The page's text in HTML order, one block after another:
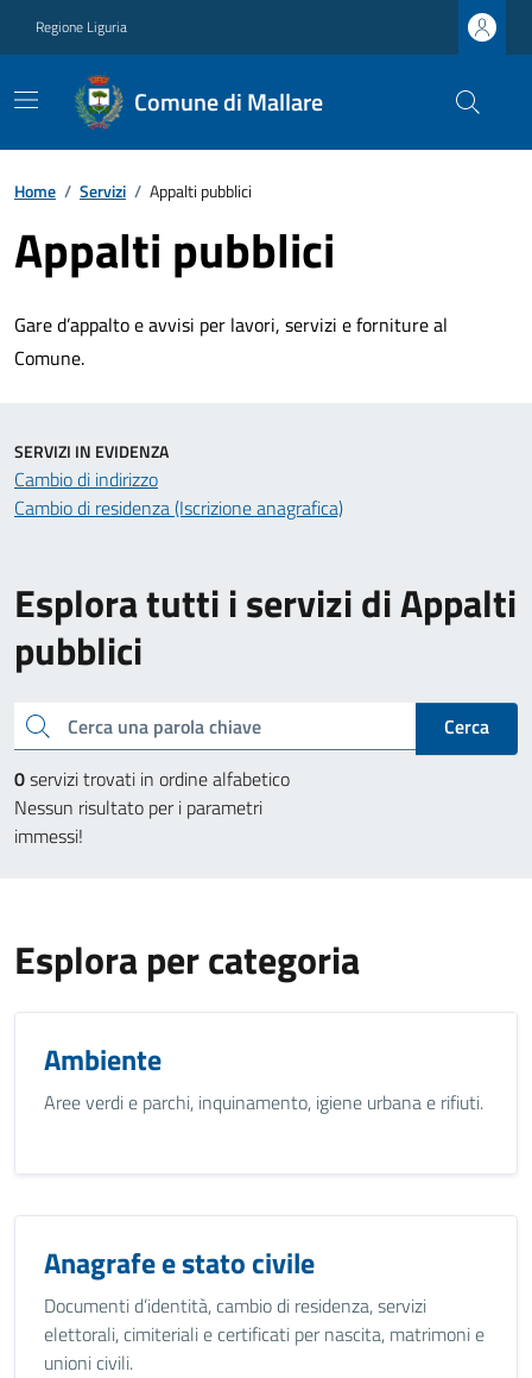
Regione Liguria
Comune di Mallare
Home / Servizi / Appalti pubblici
Appalti pubblici
Gare d’appalto e avvisi per lavori, servizi e forniture al
Comune.
Esplora tutti i servizi di Appalti
pubblici
Cerca una parola chiave
Cerca
0servizi trovati in ordine alfabetico
Nessun risultato per i parametri
immessi!
SERVIZI IN EVIDENZA
Cambio di indirizzo
Cambio di residenza (Iscrizione anagrafica)
Esplora per categoria
Ambiente
Aree verdi e parchi, inquinamento, igiene urbana e rifiuti.
Anagrafe e stato civile
Documenti d’identità, cambio di residenza, servizi
elettorali, cimiteriali e certificati per nascita, matrimoni e
unioni civili.